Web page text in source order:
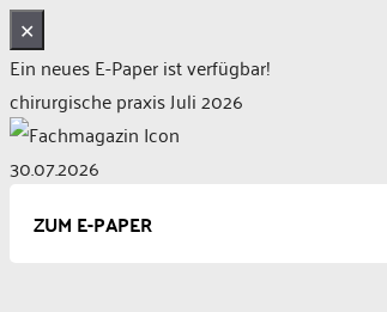
✕
Ein neues E-Paper ist verfügbar!
chirurgische praxis Juli 2026
30.07.2026
ZUM E-PAPER